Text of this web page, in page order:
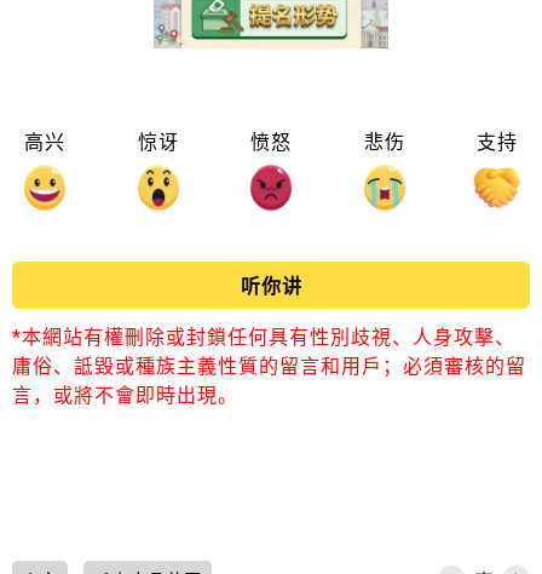
高兴 惊讶 愤怒 悲伤 支持
听你讲
*本網站有權刪除或封鎖任何具有性別歧視、人身攻擊、
庸俗、詆毀或種族主義性質的留言和用戶；必須審核的留
言，或將不會即時出現。